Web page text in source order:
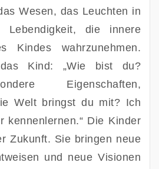
Wesen, das Leuchten in
die innere
Kindes wahrzunehmen.
Kind: „Wie bist du?
Eigenschaften,
Welt bringst du mit? Ich
kennenlernen.“ Die Kinder
Zukunft. Sie bringen neue
und neue Visionen